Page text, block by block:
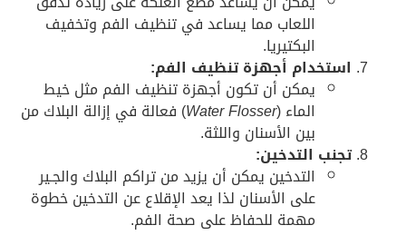
اللعاب مما يساعد في تنظيف الفم وتخفيف
البكتيريا.
استخدام أجهزة تنظيف الفم:
يمكن أن تكون أجهزة تنظيف الفم مثل خيط
الماء (Water Flosser) فعالة في إزالة البلاك من
بين الأسنان واللثة.
تجنب التدخين:
التدخين يمكن أن يزيد من تراكم البلاك والجـير
على الأسنان لذا يعد الإقلاع عن التدخين خطوة
مهمة للحفاظ على صحة الفم.